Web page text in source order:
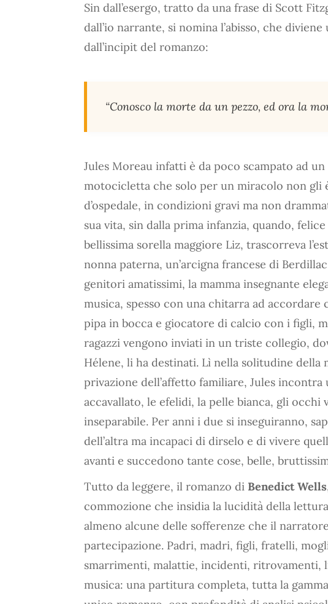
Sin dall’esergo, tratto da una frase di Scott
dall’io narrante, si nomina l’abisso, che
dall’incipit del romanzo:
“Conosco la morte da un pezzo, ed ora la
Jules Moreau infatti è da poco scampato ad
motocicletta che solo per un miracolo non gli
d’ospedale, in condizioni gravi ma non
sua vita, sin dalla prima infanzia, quando,
bellissima sorella maggiore Liz, trascorreva
nonna paterna, un’arcigna francese di
genitori amatissimi, la mamma insegnante
musica, spesso con una chitarra ad
pipa in bocca e giocatore di calcio con i figli,
ragazzi vengono inviati in un triste collegio,
Hélene, li ha destinati. Lì nella solitudine della
privazione dell’affetto familiare, Jules incontra
accavallato, le efelidi, la pelle bianca, gli occhi
inseparabile. Per anni i due si inseguiranno,
dell’altra ma incapaci di dirselo e di vivere
avanti e succedono tante cose, belle,
Tutto da leggere, il romanzo di Benedict Wells
commozione che insidia la lucidità della
almeno alcune delle sofferenze che il
partecipazione. Padri, madri, figli, fratelli,
smarrimenti, malattie, incidenti, ritrovamenti,
musica: una partitura completa, tutta la